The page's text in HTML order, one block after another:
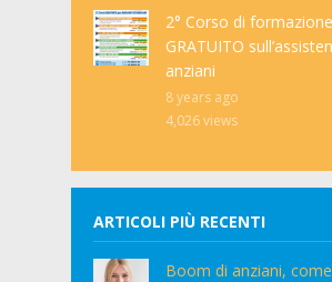
2° Corso di formazione
GRATUITO
anziani
8 years ago
4,026views
ARTICOLI PIÙ RECENTI
Boom di anziani, come